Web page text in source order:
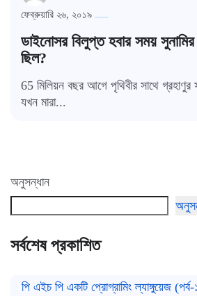
ফেব্রুয়ারি ২৬, ২০১৯
ডাইনোসর বিলুপ্ত হবার সময়
ছিল?
65 মিলিয়ন বছর আগে পৃথিবীর সাথে গ্রহাণুর
যখন মারা...
অনুসন্ধান
সর্বশেষ প্রকাশিত
পি এইচ পি একটি প্রোগ্রামিং ল্যাঙ্গুয়েজ